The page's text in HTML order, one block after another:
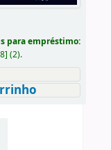
para empréstimo:
] (2).